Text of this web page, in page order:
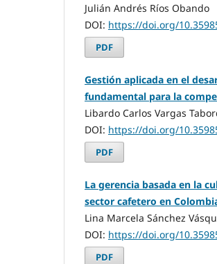
Julián Andrés Ríos Obando
DOI: https://doi.org/
PDF
Gestión aplicada en el
fundamental para la
Libardo Carlos Vargas
DOI: https://doi.org/
PDF
La gerencia basada en la
sector cafetero en
Lina Marcela Sánchez
DOI: https://doi.org/
PDF